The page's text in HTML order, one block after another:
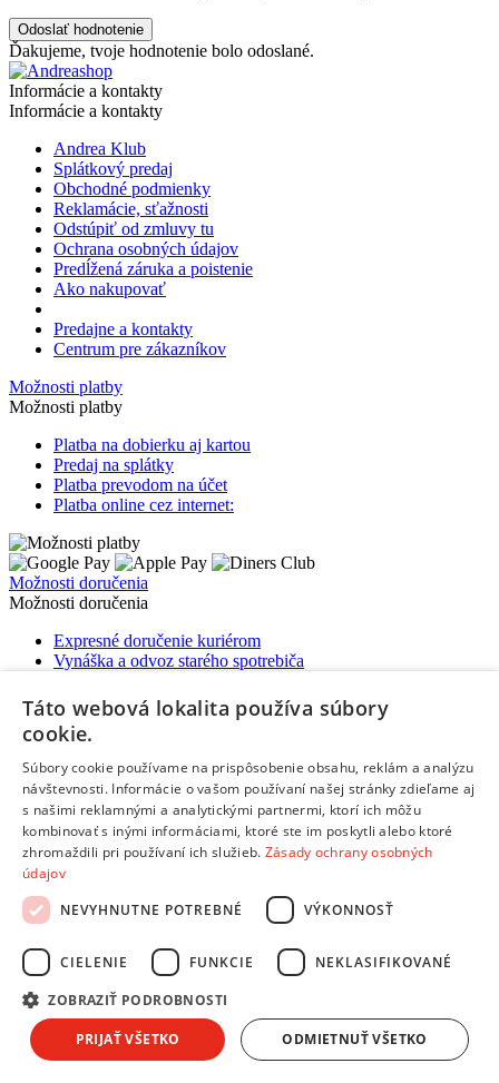
Odoslať hodnotenie
Ďakujeme, tvoje hodnotenie bolo odoslané.
Informácie a kontakty
Informácie a kontakty
Andrea Klub
Splátkový predaj
Obchodné podmienky
Reklamácie, sťažnosti
Odstúpiť od zmluvy tu
Ochrana osobných údajov
Predĺžená záruka a poistenie
Ako nakupovať
Predajne a kontakty
Centrum pre zákazníkov
Možnosti platby
Možnosti platby
Platba na dobierku aj kartou
Predaj na splátky
Platba prevodom na účet
Platba online cez internet:
Možnosti doručenia
Možnosti doručenia
Expresné doručenie kuriérom
Vynáška a odvoz starého spotrebiča
Doručenie do Česka
Copyright © 2026 AndreaShop.sk. Tvorba webu od
RIESENIA.com
Táto stránka je chránená pomocou reCAPTCHA a uplatňujú sa
Pravidlá ochrany osobných údajov
Zmluvné podmienky.
Obnoviť stránku
Vyber si splátky podľa seba
Táto webová lokalita používa súbory
cookie.
Súbory cookie používame na prispôsobenie obsahu, reklám a analýzu
návštevnosti. Informácie o vašom používaní našej stránky zdieľame aj
s našimi reklamnými a analytickými partnermi, ktorí ich môžu
kombinovať s inými informáciami, ktoré ste im poskytli alebo ktoré
zhromaždili pri používaní ich služieb. Zásady ochrany osobných
údajov
NEVYHNUTNE POTREBNÉ
VÝKONNOSŤ
CIELENIE FUNKCIE NEKLASIFIKOVANÉ
ZOBRAZIŤ PODROBNOSTI
PRIJAŤ VŠETKO ODMIETNUŤ VŠETKO